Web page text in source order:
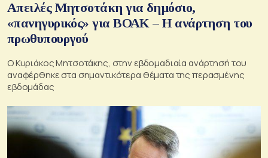
Απειλές Μητσοτάκη για δημόσιο,
«πανηγυρικός» για ΒΟΑΚ – Η ανάρτηση του
πρωθυπουργού
Ο Κυριάκος Μητσοτάκης, στην εβδομαδιαία ανάρτησή του
αναφέρθηκε στα σημαντικότερα θέματα της περασμένης
εβδομάδας